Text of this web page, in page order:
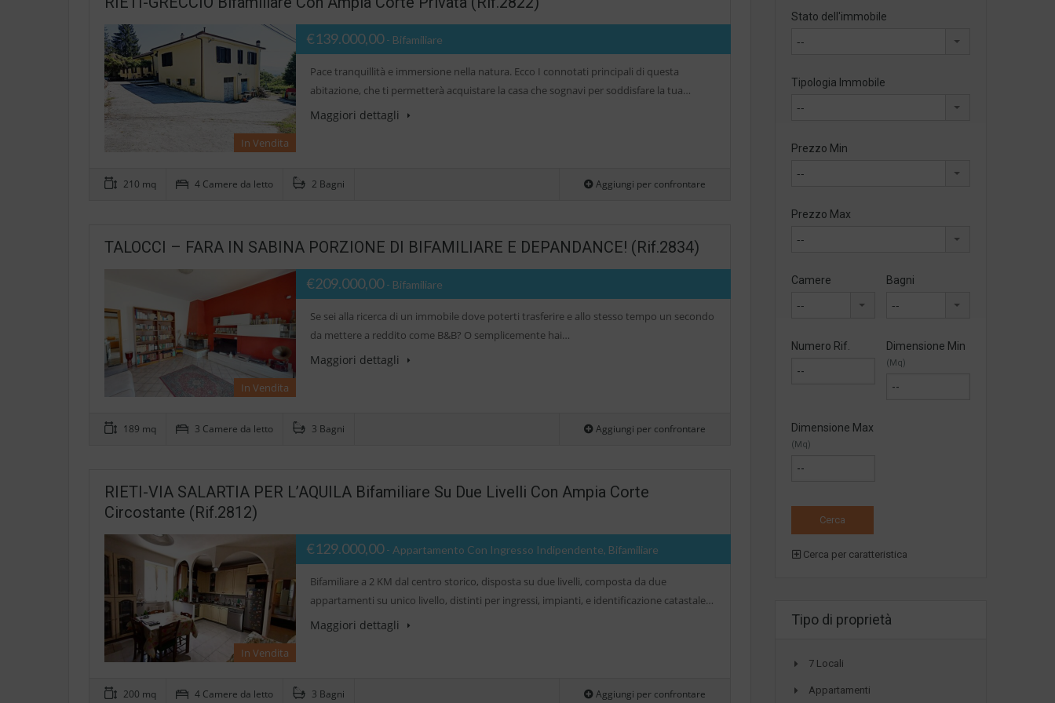
In Vendita
€139.000,00- Bifamiliare
Pace tranquillità e immersione nella natura. Ecco I connotati principali di questa
abitazione, che ti permetterà acquistare la casa che sognavi per soddisfare la tua…
Maggiori dettagli
210 mq 4 Camere da letto 2 Bagni Aggiungi per confrontare
TALOCCI – FARA IN SABINA PORZIONE DI BIFAMILIARE E DEPANDANCE! (Rif.2834)
In Vendita
€209.000,00- Bifamiliare
Se sei alla ricerca di un immobile dove poterti trasferire e allo stesso tempo un secondo
da mettere a reddito come B&B? O semplicemente hai…
Maggiori dettagli
189 mq 3 Camere da letto 3 Bagni Aggiungi per confrontare
RIETI-VIA SALARTIA PER L’AQUILA Bifamiliare Su Due Livelli Con Ampia Corte
Circostante (Rif.2812)
In Vendita
€129.000,00- Appartamento Con Ingresso Indipendente, Bifamiliare
Bifamiliare a 2 KM dal centro storico, disposta su due livelli, composta da due
appartamenti su unico livello, distinti per ingressi, impianti, e identificazione catastale…
Maggiori dettagli
200 mq 4 Camere da letto 3 Bagni Aggiungi per confrontare
Stato dell'immobile
--
Tipologia Immobile
--
Prezzo Min
--
Prezzo Max
--
Camere
--
Bagni
--
Numero Rif. Dimensione Min
(Mq)
Dimensione Max
(Mq)
Cerca per caratteristica
Tipo di proprietà
7 Locali
Appartamenti